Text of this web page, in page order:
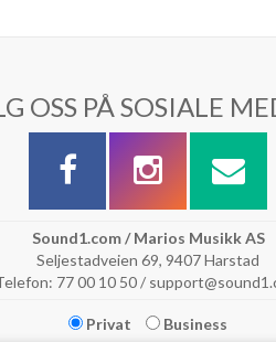
OSS PÅ SOSIALE
Sound1.com / Marios Musikk AS
Seljestadveien 69, 9407 Harstad
77 00 10 50 /
Privat Business